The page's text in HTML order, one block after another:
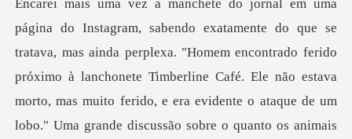
lanchonete Timberline Café. Ele não estava
morto, mas muito ferido, e era evidente o ataque de um
lobo." Uma grande discussão sobre o quanto os animais